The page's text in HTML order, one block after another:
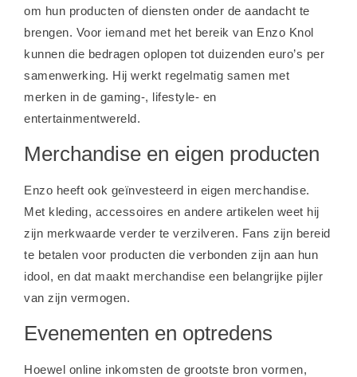
om hun producten of diensten onder de aandacht te
brengen. Voor iemand met het bereik van Enzo Knol
kunnen die bedragen oplopen tot duizenden euro’s per
samenwerking. Hij werkt regelmatig samen met
merken in de gaming-, lifestyle- en
entertainmentwereld.
Merchandise en eigen producten
Enzo heeft ook geïnvesteerd in eigen merchandise.
Met kleding, accessoires en andere artikelen weet hij
zijn merkwaarde verder te verzilveren. Fans zijn bereid
te betalen voor producten die verbonden zijn aan hun
idool, en dat maakt merchandise een belangrijke pijler
van zijn vermogen.
Evenementen en optredens
Hoewel online inkomsten de grootste bron vormen,